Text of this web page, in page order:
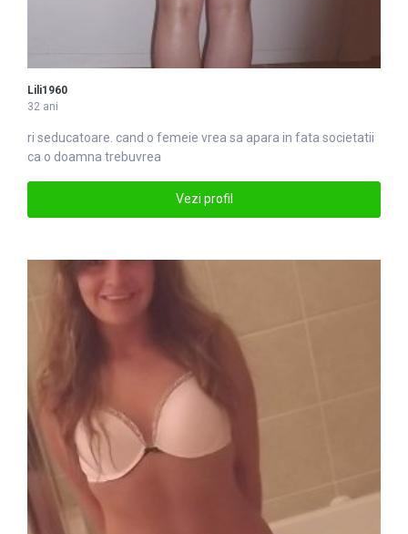
Lili1960
32 ani
ri seducatoare. cand o femeie vrea sa apara in fata societatii
ca o doamna trebuvrea
Vezi profil